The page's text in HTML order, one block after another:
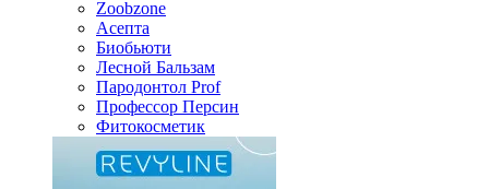
Zoobzone
Асепта
Биобьюти
Лесной Бальзам
Пародонтол Prof
Профессор Персин
Фитокосметик